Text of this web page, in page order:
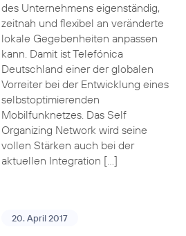
des Unternehmens eigenständig,
zeitnah und flexibel an veränderte
lokale Gegebenheiten anpassen
kann. Damit ist Telefónica
Deutschland einer der globalen
Vorreiter bei der Entwicklung eines
selbstoptimierenden
Mobilfunknetzes. Das Self
Organizing Network wird seine
vollen Stärken auch bei der
aktuellen Integration […]
20. April 2017